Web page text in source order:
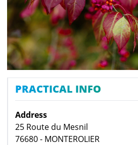
PRACTICAL INFO
Address
25 Route du Mesnil
76680 - MONTEROLIER